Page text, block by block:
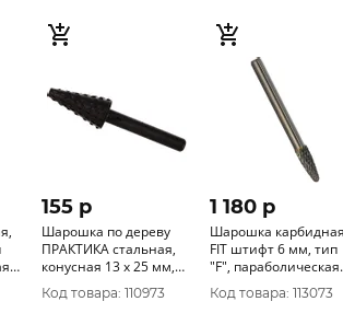
155 p
Шарошка по дереву
ПРАКТИКА стальная,
конусная 13 х 25 мм,
хвост 6 мм, блистер
648-359
Код товара: 110973
1 180 p
Шарошка
FIT штифт 6 мм, тип
"F", параболическая
8х18х63 мм 36617
Код товара: 113073